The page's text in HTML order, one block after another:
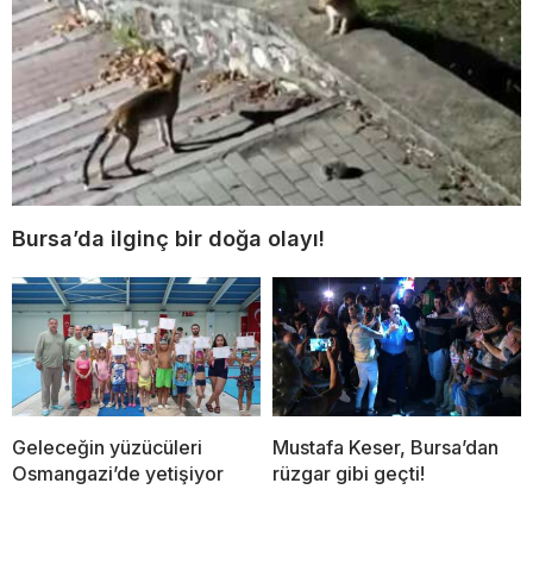
Bursa’da ilginç bir doğa olayı!
Geleceğin yüzücüleri
Osmangazi’de yetişiyor
Mustafa Keser, Bursa’dan
rüzgar gibi geçti!